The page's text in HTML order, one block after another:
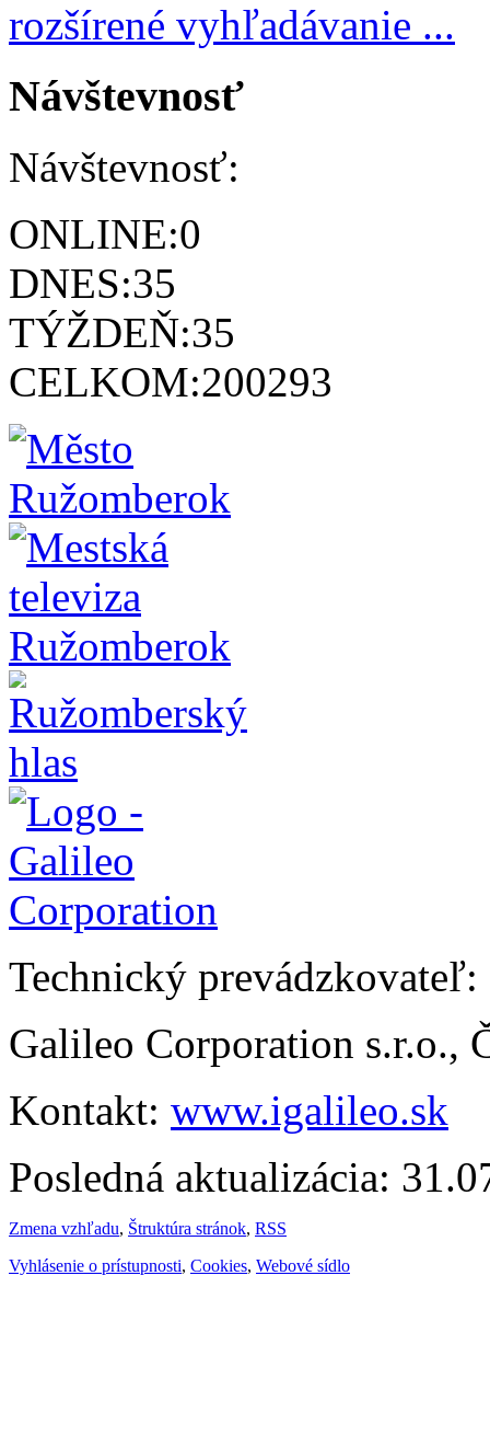
rozšírené vyhľadávanie ...
Návštevnosť
Návštevnosť:
ONLINE:0
DNES:35
TÝŽDEŇ:35
CELKOM:200293
Technický prevádzkovateľ:
Galileo Corporation s.r.o.,
Kontakt: www.igalileo.sk
Posledná aktualizácia:
Zmena vzhľadu, Štruktúra stránok, RSS
Vyhlásenie o prístupnosti, Cookies, Webové sídlo